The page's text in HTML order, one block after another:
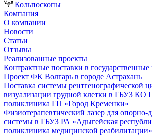
Кольпоскопы
Компания
О компании
Новости
Статьи
Отзывы
Реализованные проекты
Контрактные поставки в
Проект ФК Волгарь в городе Астрахань
Поставка системы рентгенографической
визуализации грудной клетки в ГБУЗ КО
поликлиника ГП «Город Кременки»
Физиотерапевтический лазер для опорно-
системы в ГБУЗ РА «Адыгейская
поликлиника медицинской реабилитации»